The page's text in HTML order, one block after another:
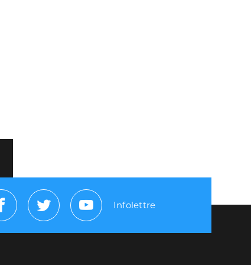
FacebookTwitterYoutube
Infolettre